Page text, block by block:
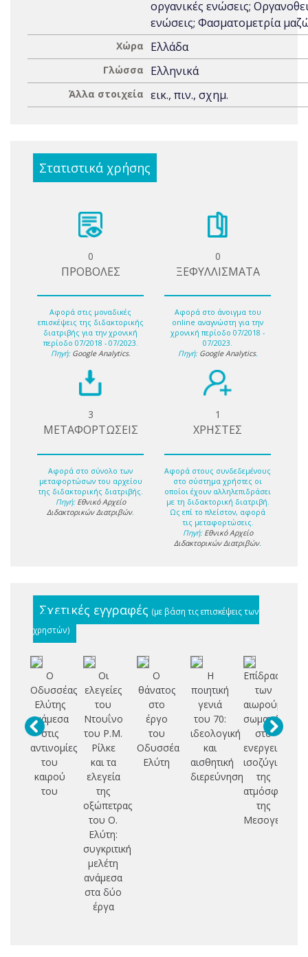
οργανικές ενώσεις;
ενώσεις; Φασματομετρία
Χώρα Ελλάδα
Γλώσσα Ελληνικά
Άλλα στοιχεία εικ., πιν., σχημ.
Στατιστικά χρήσης
0
ΠΡΟΒΟΛΕΣ
Αφορά στις μοναδικές
επισκέψεις της διδακτορικής
διατριβής για την χρονική
περίοδο 07/2018 - 07/2023.
Πηγή: Google Analytics.
0
ΞΕΦΥΛΛΙΣΜΑΤΑ
Αφορά στο άνοιγμα του
online αναγνώστη για την
χρονική περίοδο 07/2018 -
07/2023.
Πηγή: Google Analytics.
3
ΜΕΤΑΦΟΡΤΩΣΕΙΣ
Αφορά στο σύνολο των
μεταφορτώσων του αρχείου
της διδακτορικής διατριβής.
Πηγή: Εθνικό Αρχείο
Διδακτορικών Διατριβών.
1
ΧΡΗΣΤΕΣ
Αφορά στους συνδεδεμένους
στο σύστημα χρήστες οι
οποίοι έχουν αλληλεπιδράσει
με τη διδακτορική διατριβή.
Ως επί το πλείστον, αφορά
τις μεταφορτώσεις.
Πηγή: Εθνικό Αρχείο
Διδακτορικών Διατριβών.
Σχετικές εγγραφές (με βάση τις επισκέψεις των
χρηστών)
Ο
Οδυσσέας
Ελύτης
ανάμεσα
στις
αντινομίες
του
καιρού
του
Οι
ελεγείες
του
Ντουΐνο
του Ρ.Μ.
Ρίλκε
και τα
ελεγεία
της
οξώπετρας
του Ο.
Ελύτη:
συγκριτική
μελέτη
ανάμεσα
στα δύο
έργα
Ο
θάνατος
στο
έργο
του
Οδυσσέα
Ελύτη
Η
ποιητική
γενιά
του 70:
ιδεολογική
και
αισθητική
διερεύνηση
Επίδραση
των
αιωρούμενων
σωματιδίων
στο
ενεργειακό
ισοζύγιο
της
ατμόσφαιρας
της
Μεσογείου